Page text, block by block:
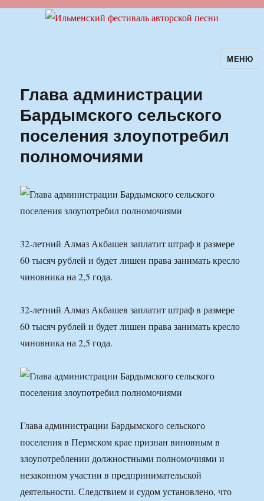
Ильменский фестиваль авторскойМЕНЮ
Глава администрации
Бардымского сельского
поселения злоупотребил
полномочиями
32-летний Алмаз Акбашев заплатит штраф в размере
60 тысяч рублей и будет лишен права занимать кресло
чиновника на 2,5 года.
32-летний Алмаз Акбашев заплатит штраф в размере
60 тысяч рублей и будет лишен права занимать кресло
чиновника на 2,5 года.
Глава администрации Бардымского сельского
поселения в Пермском крае признан виновным в
злоупотреблении должностными полномочиями и
незаконном участии в предпринимательской
деятельности. Следствием и судом установлено, что